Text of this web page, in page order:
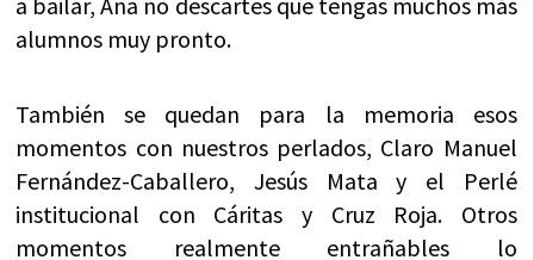
alumnos muy pronto.
También se quedan para la memoria esos
momentos con nuestros perlados, Claro Manuel
Fernández-Caballero, Jesús Mata y el Perlé
institucional con Cáritas y Cruz Roja. Otros
momentos realmente entrañables lo